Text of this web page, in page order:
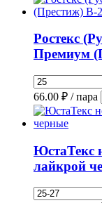
Ростекс
Премиум
66.00 ₽ / пара
ЮстаТекс
лайкрой